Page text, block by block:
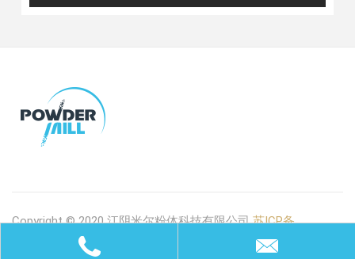
Copyright © 2020 江阴米尔粉体科技有限公司苏ICP备
2021003011号-2